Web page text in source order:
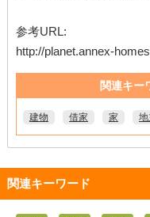
参考URL:
http://planet.annex-
関連キー
建物 借家 家 地
関連キーワード